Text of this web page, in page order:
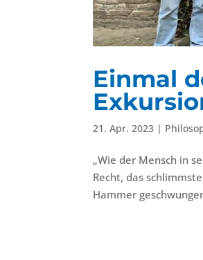
Einmal
21. Apr. 2023 |
„Wie der Mensch in
Recht, das
Hammer